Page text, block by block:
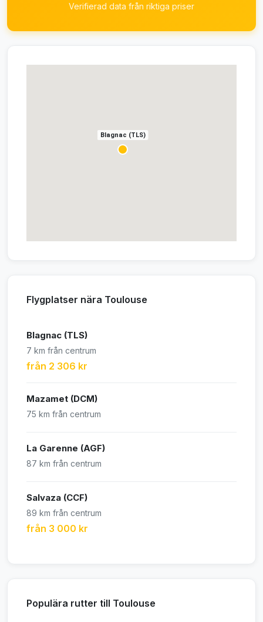
Verifierad data från riktiga priser
Blagnac (TLS)
Flygplatser nära Toulouse
Blagnac (TLS)
7 km från centrum
från 2 306 kr
Mazamet (DCM)
75 km från centrum
La Garenne (AGF)
87 km från centrum
Salvaza (CCF)
89 km från centrum
från 3 000 kr
Populära rutter till Toulouse